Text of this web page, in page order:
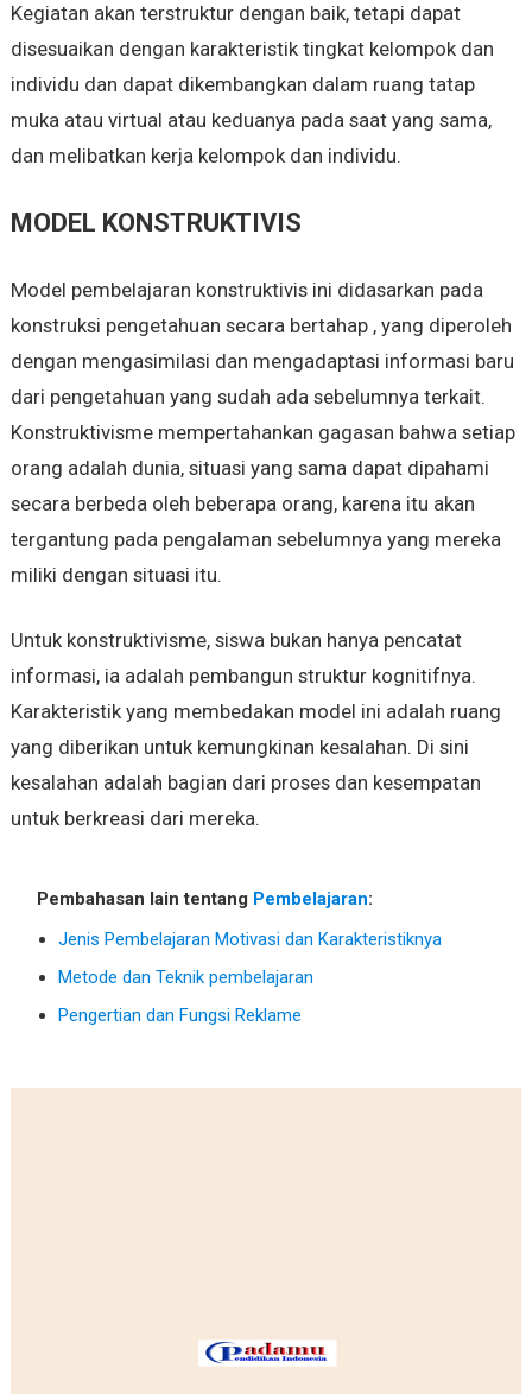
Kegiatan akan terstruktur dengan baik, tetapi dapat
disesuaikan dengan karakteristik tingkat kelompok dan
individu dan dapat dikembangkan dalam ruang tatap
muka atau virtual atau keduanya pada saat yang sama,
dan melibatkan kerja kelompok dan individu.
MODEL KONSTRUKTIVIS
Model pembelajaran konstruktivis ini didasarkan pada
konstruksi pengetahuan secara bertahap , yang diperoleh
dengan mengasimilasi dan mengadaptasi informasi baru
dari pengetahuan yang sudah ada sebelumnya terkait.
Konstruktivisme mempertahankan gagasan bahwa setiap
orang adalah dunia, situasi yang sama dapat dipahami
secara berbeda oleh beberapa orang, karena itu akan
tergantung pada pengalaman sebelumnya yang mereka
miliki dengan situasi itu.
Untuk konstruktivisme, siswa bukan hanya pencatat
informasi, ia adalah pembangun struktur kognitifnya.
Karakteristik yang membedakan model ini adalah ruang
yang diberikan untuk kemungkinan kesalahan. Di sini
kesalahan adalah bagian dari proses dan kesempatan
untuk berkreasi dari mereka.
Pembahasan lain tentang Pembelajaran:
Jenis Pembelajaran Motivasi dan Karakteristiknya
Metode dan Teknik pembelajaran
Pengertian dan Fungsi Reklame